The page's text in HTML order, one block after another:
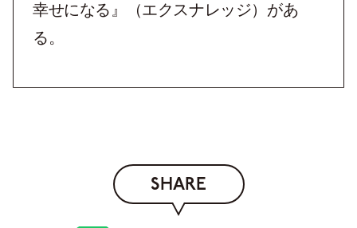
幸せになる』（エクスナレッジ）があ
る。
SHARE